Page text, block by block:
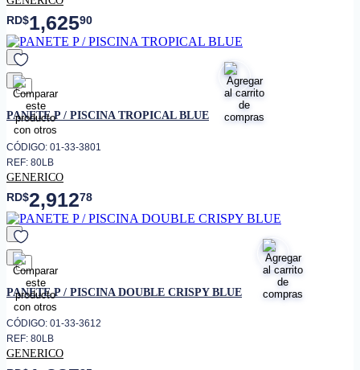
RD$1,62590
favorito
PANETE P / PISCINA TROPICAL BLUE
CÓDIGO: 01-33-3801
REF: 80LB
GENERICO
RD$2,91278
favorito
PANETE P / PISCINA DOUBLE CRISPY BLUE
CÓDIGO: 01-33-3612
REF: 80LB
GENERICO